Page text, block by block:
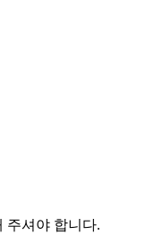
주셔야 합니다.